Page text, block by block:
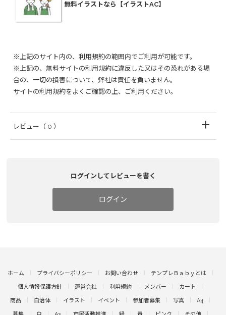
無料イラストなら【イラストAC】
※上記のサイト内の、利用規約の範囲内でご利用が可能です。
※上記の、無料サイトの利用規約に違反した又はその恐れがある場
合の、一切の損害について、弊社は責任を負いません。
サイトの利用規約をよくご確認の上、ご利用ください。
レビュー （ 0 ）
ログインしてレビューを書く
ログイン
ホーム プライバシーポリシー お問い合わせ テンプレＢａｂｙとは
個人情報保護方針 運営会社 利用規約 メンバー カート
商品 自治体 イラスト イベント 参加者募集 写真 A4